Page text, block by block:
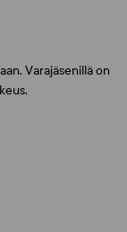
Varajäsenillä on